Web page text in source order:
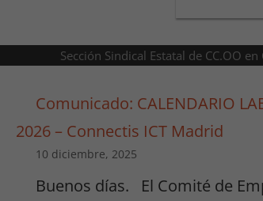
Sección Sindical Estatal de CC.OO
Comunicado: CALENDARIO
2026 – Connectis ICT Madrid
10 diciembre, 2025
Buenos días. El Comité de